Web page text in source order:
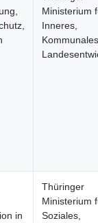
Ministerium
Inneres,
in
Thüringer
Ministerium
Soziales,